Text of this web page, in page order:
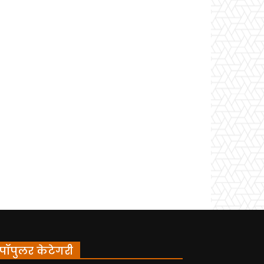
केटेगरी